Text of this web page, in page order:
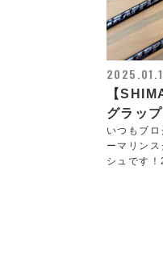
【
グラッ
いつもブ
ーマリン
シュです